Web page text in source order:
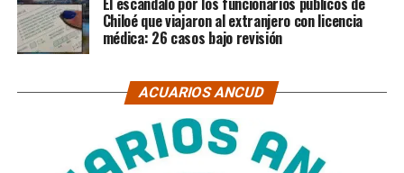
Chiloé que viajaron al extranjero con licencia
médica: 26 casos bajo revisión
ACUARIOS ANCUD